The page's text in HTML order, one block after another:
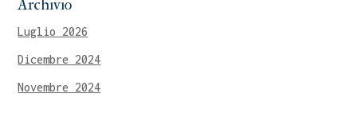
Archivio
Luglio 2026
Dicembre 2024
Novembre 2024